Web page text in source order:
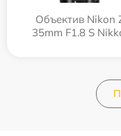
Объектив Nikon
35mm F1.8 S